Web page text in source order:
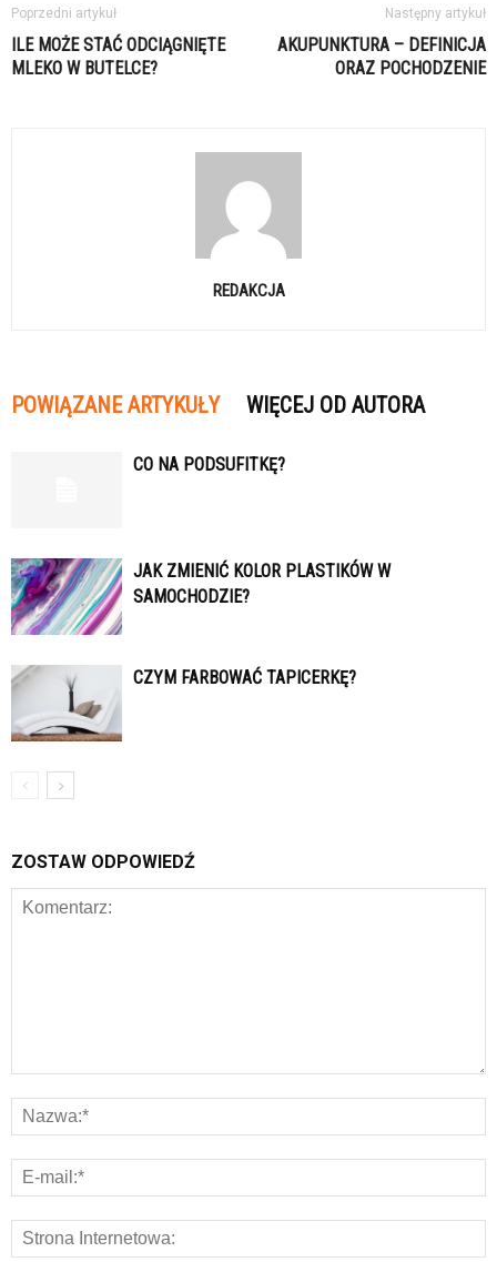
Poprzedni artykuł
ILE MOŻE STAĆ ODCIĄGNIĘTE
MLEKO W BUTELCE?
Następny artykuł
AKUPUNKTURA – DEFINICJA
ORAZ POCHODZENIE
REDAKCJA
POWIĄZANE ARTYKUŁY WIĘCEJ OD AUTORA
CO NA PODSUFITKĘ?
JAK ZMIENIĆ KOLOR PLASTIKÓW W
SAMOCHODZIE?
CZYM FARBOWAĆ TAPICERKĘ?
ZOSTAW ODPOWIEDŹ